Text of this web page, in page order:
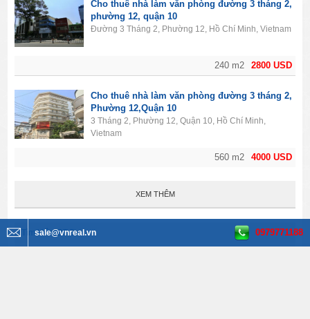
2800 USD
240 m2
Cho thuê nhà làm văn phòng đường 3 tháng 2,
phường 12, quận 10
Đường 3 Tháng 2, Phường 12, Hồ Chí Minh, Vietnam
4000 USD
560 m2
Cho thuê nhà làm văn phòng đường 3 tháng 2,
Phường 12,Quận 10
3 Tháng 2, Phường 12, Quận 10, Hồ Chí Minh,
Vietnam
XEM THÊM
Tìm kiếm BĐS
sale@vnreal.vn 0979771188